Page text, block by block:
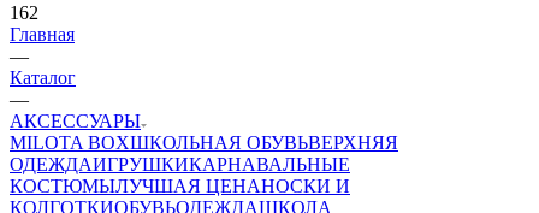
162
Главная
—
Каталог
—
АКСЕССУАРЫ
MILOTA BOXШКОЛЬНАЯ ОБУВЬВЕРХНЯЯ
ОДЕЖДАИГРУШКИКАРНАВАЛЬНЫЕ
КОСТЮМЫЛУЧШАЯ ЦЕНАНОСКИ И
КОЛГОТКИОБУВЬОДЕЖДАШКОЛА